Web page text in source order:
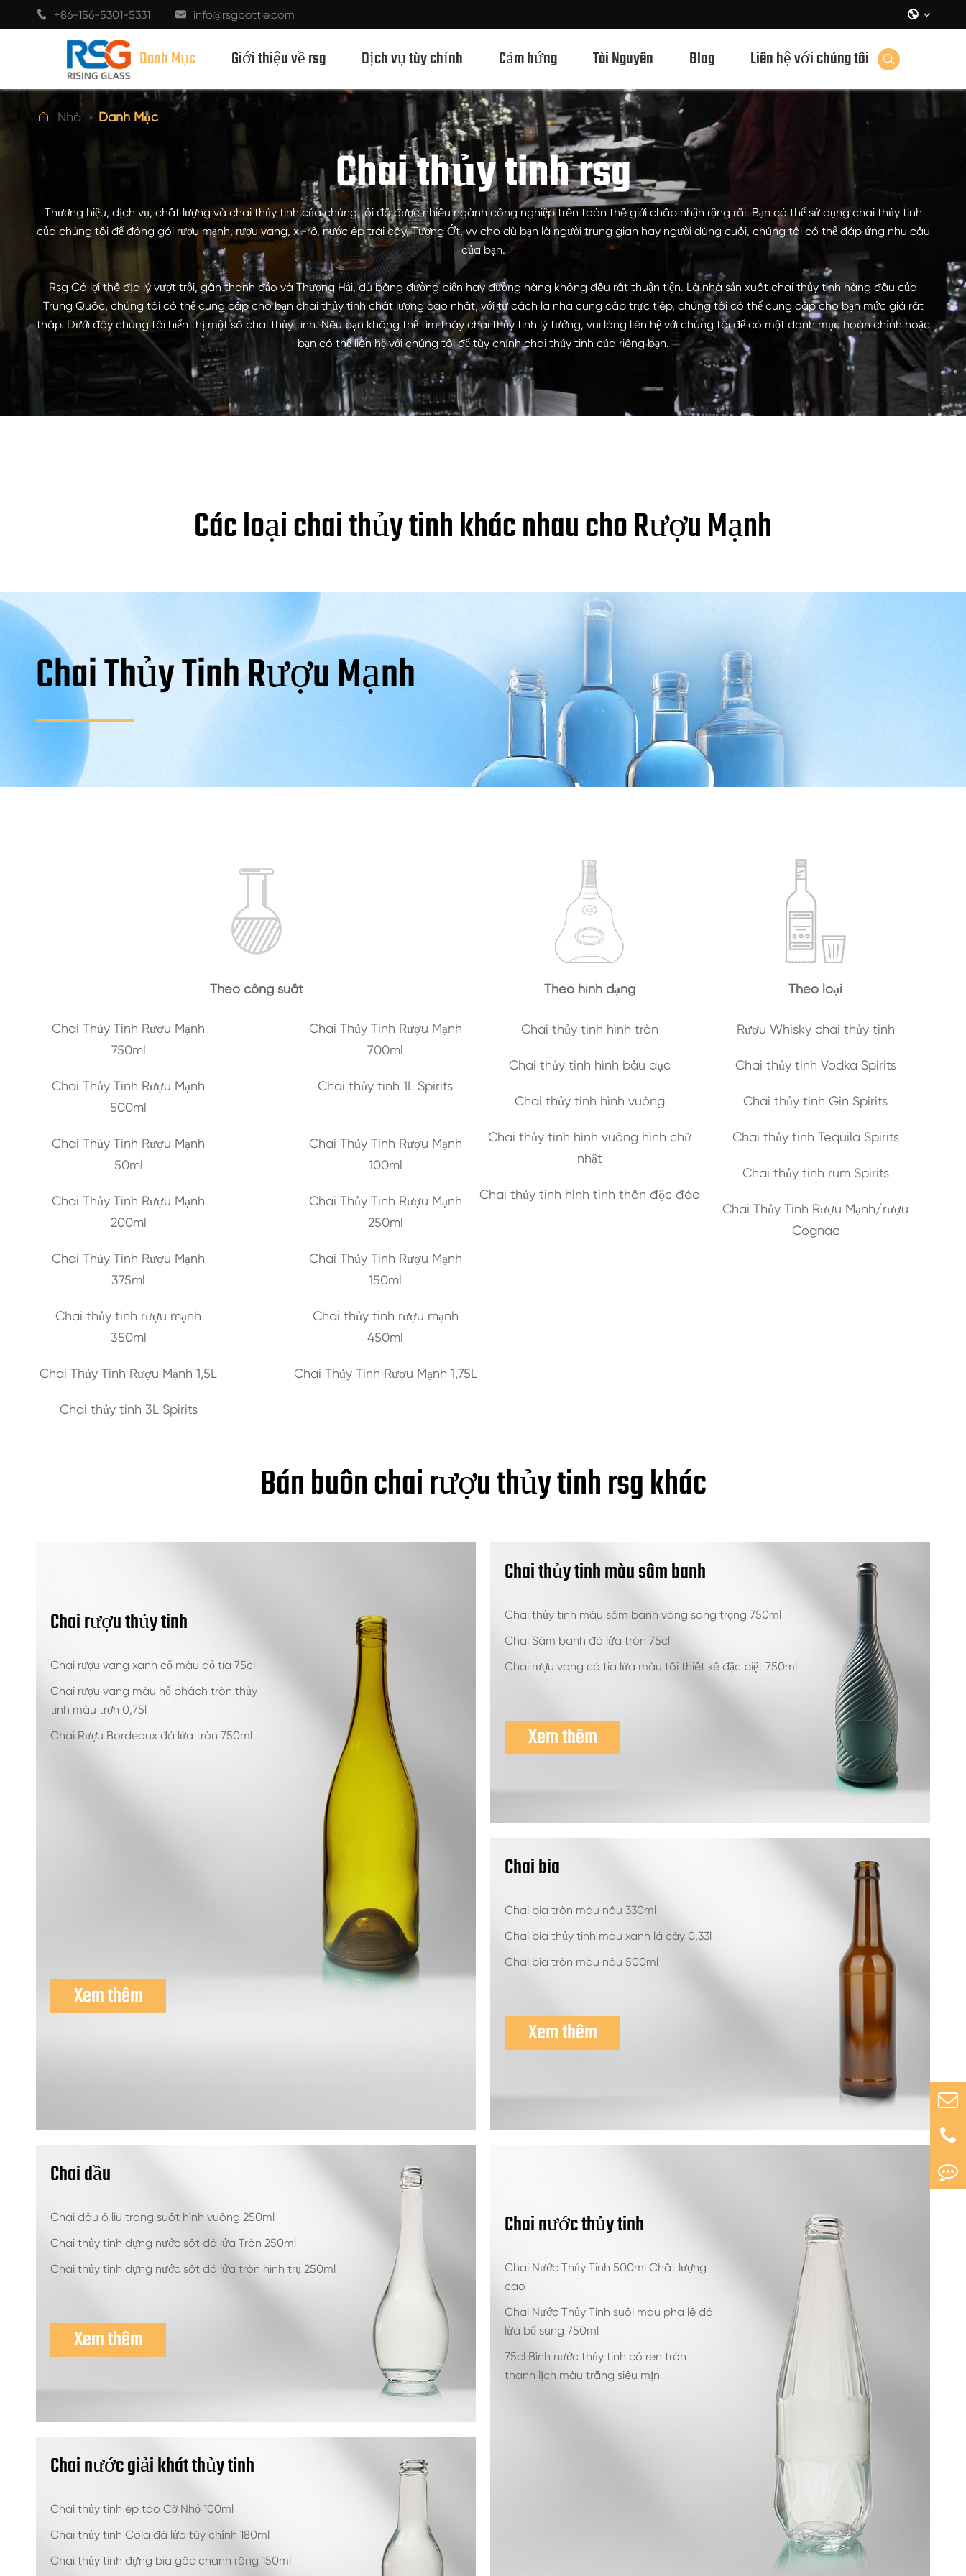
 +86-156-5301-5331  info@rsgbottle.com 
Danh Mục
CHAI THỦY TINH RƯỢU MẠNH
CHAI THỦY TINH MÀU SÂM BANH
CHAI BIA
CHAI DẦU
CHAI NƯỚC GIẢI KHÁT THỦY TINH
CHAI NƯỚC THỦY TINH
Chai Thủy Tinh Rượu Mạnh 750ml
Chai Thủy Tinh Rượu Mạnh 700ml
Chai Thủy Tinh Rượu Mạnh 500ml
Chai thủy tinh 1L Spirits
Chai Thủy Tinh Rượu Mạnh 50ml
Chai Thủy Tinh Rượu Mạnh 100ml
Chai Thủy Tinh Rượu Mạnh 200ml
Chai Thủy Tinh Rượu Mạnh 250ml
Chai Thủy Tinh Rượu Mạnh 375ml
Chai Thủy Tinh Rượu Mạnh 150ml
Giới thiệu về rsg Dịch vụ tùy chỉnh Cảm hứng Tài Nguyên Blog Liên hệ với chúng tôi 
 Nhà Danh Mục
Chai thủy tinh rsg
Thương hiệu, dịch vụ, chất lượng và chai thủy tinh của chúng tôi đã được nhiều ngành công nghiệp trên toàn thế giới chấp nhận rộng rãi. Bạn có thể sử dụng chai thủy tinh
của chúng tôi để đóng gói rượu mạnh, rượu vang, xi-rô, nước ép trái cây, Tương Ớt, vv cho dù bạn là người trung gian hay người dùng cuối, chúng tôi có thể đáp ứng nhu cầu
của bạn.
Rsg Có lợi thế địa lý vượt trội, gần thanh đảo và Thượng Hải, dù bằng đường biển hay đường hàng không đều rất thuận tiện. Là nhà sản xuất chai thủy tinh hàng đầu của
Trung Quốc, chúng tôi có thể cung cấp cho bạn chai thủy tinh chất lượng cao nhất, với tư cách là nhà cung cấp trực tiếp, chúng tôi có thể cung cấp cho bạn mức giá rất
thấp. Dưới đây chúng tôi hiển thị một số chai thủy tinh. Nếu bạn không thể tìm thấy chai thủy tinh lý tưởng, vui lòng liên hệ với chúng tôi để có một danh mục hoàn chỉnh hoặc
bạn có thể liên hệ với chúng tôi để tùy chỉnh chai thủy tinh của riêng bạn.
Các loại chai thủy tinh khác nhau cho Rượu Mạnh
Chai Thủy Tinh Rượu Mạnh
Theo công suất
Chai Thủy Tinh Rượu Mạnh
750ml
Chai Thủy Tinh Rượu Mạnh
700ml
Chai Thủy Tinh Rượu Mạnh
500ml
Chai thủy tinh 1L Spirits
Chai Thủy Tinh Rượu Mạnh
50ml
Chai Thủy Tinh Rượu Mạnh
100ml
Chai Thủy Tinh Rượu Mạnh
200ml
Chai Thủy Tinh Rượu Mạnh
250ml
Chai Thủy Tinh Rượu Mạnh
375ml
Chai Thủy Tinh Rượu Mạnh
150ml
Chai thủy tinh rượu mạnh
350ml
Chai thủy tinh rượu mạnh
450ml
Chai Thủy Tinh Rượu Mạnh 1,5L Chai Thủy Tinh Rượu Mạnh 1,75L
Chai thủy tinh 3L Spirits
Theo hình dạng
Chai thủy tinh hình tròn
Chai thủy tinh hình bầu dục
Chai thủy tinh hình vuông
Chai thủy tinh hình vuông hình chữ
nhật
Chai thủy tinh hình tinh thần độc đáo
Theo loại
Rượu Whisky chai thủy tinh
Chai thủy tinh Vodka Spirits
Chai thủy tinh Gin Spirits
Chai thủy tinh Tequila Spirits
Chai thủy tinh rum Spirits
Chai Thủy Tinh Rượu Mạnh/rượu
Cognac
Bán buôn chai rượu thủy tinh rsg khác
Chai rượu thủy tinh
Chai rượu vang xanh cổ màu đỏ tía 75cl
Chai rượu vang màu hổ phách tròn thủy
tinh màu trơn 0,75l
Chai Rượu Bordeaux đá lửa tròn 750ml
Xem thêm
Chai thủy tinh màu sâm banh
Chai thủy tinh màu sâm banh vàng sang trọng 750ml
Chai Sâm banh đá lửa tròn 75cl
Chai rượu vang có tia lửa màu tối thiết kế đặc biệt 750ml
Xem thêm
Chai bia
Chai bia tròn màu nâu 330ml
Chai bia thủy tinh màu xanh lá cây 0,33l
Chai bia tròn màu nâu 500ml
Xem thêm
Chai dầu
Chai dầu ô liu trong suốt hình vuông 250ml
Chai thủy tinh đựng nước sốt đá lửa Tròn 250ml
Chai thủy tinh đựng nước sốt đá lửa tròn hình trụ 250ml
Xem thêm
Chai nước giải khát thủy tinh
Chai thủy tinh ép táo Cỡ Nhỏ 100ml
Chai thủy tinh Cola đá lửa tùy chỉnh 180ml
Chai thủy tinh đựng bia gốc chanh rỗng 150ml
Chai nước thủy tinh
Chai Nước Thủy Tinh 500ml Chất lượng
cao
Chai Nước Thủy Tinh suối màu pha lê đá
lửa bổ sung 750ml
75cl Bình nước thủy tinh có ren tròn
thanh lịch màu trắng siêu mịn